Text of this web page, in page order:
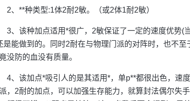
2、**种类型:1体2耐2敏。（或2体1耐2敏）
3、该种加点适用*很广，2敏保证了一定的速度优势(
是能做到的。同时2耐在与物理门派的对阵时，也不至
没防的血没有质量。
4、该加点*吸引人的是其适用*，单p**都很出色，速
，2耐的加点，可以加强生存能力，就算封法偶尔失